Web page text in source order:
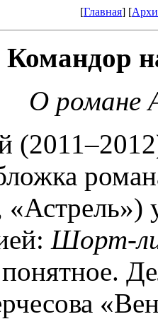
[Главная] [
Командор
О романе
Шорт-